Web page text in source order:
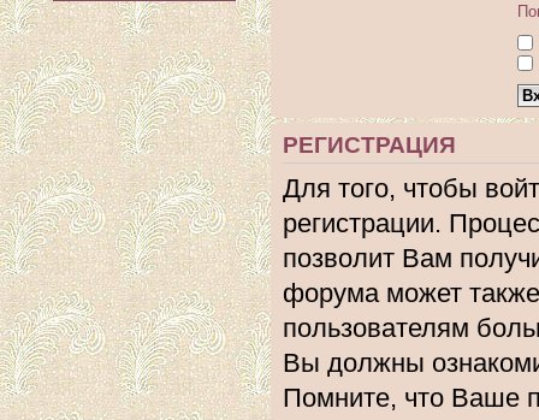
РЕГИСТРАЦИЯ
Для того, чтобы
регистрации.
позволит Вам
форума может
пользователям
Вы должны
Помните, что Ваше